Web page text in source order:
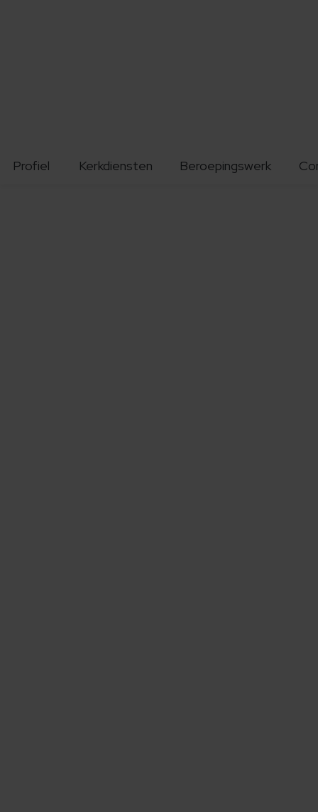
Profiel Kerkdiensten Beroepingswerk